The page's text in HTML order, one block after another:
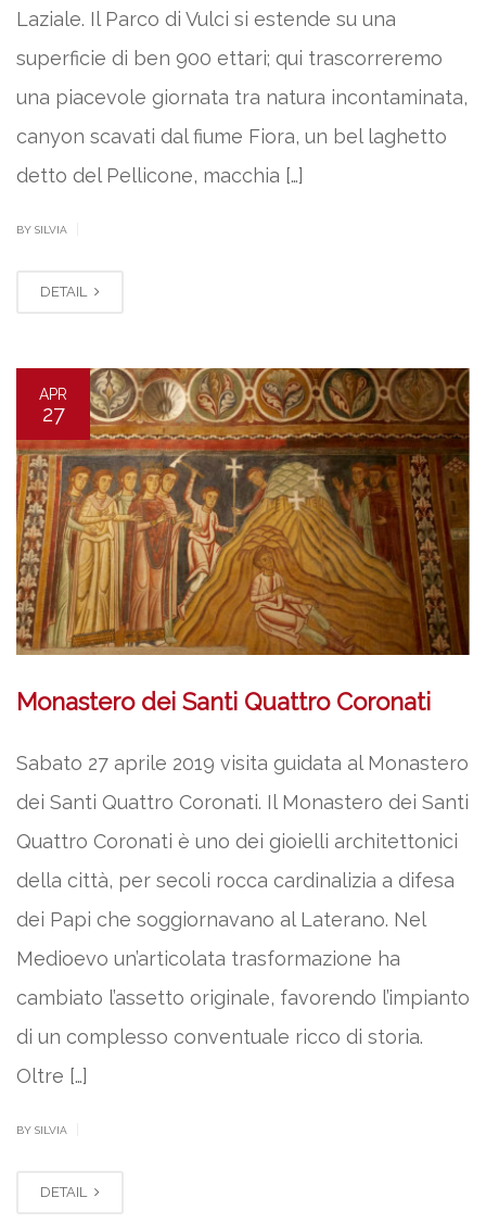
Laziale. Il Parco di Vulci si estende su una
superficie di ben 900 ettari; qui trascorreremo
una piacevole giornata tra natura incontaminata,
canyon scavati dal fiume Fiora, un bel laghetto
detto del Pellicone, macchia […]
BY SILVIA
DETAIL
APR
27
Monastero dei Santi Quattro Coronati
Sabato 27 aprile 2019 visita guidata al Monastero
dei Santi Quattro Coronati. Il Monastero dei Santi
Quattro Coronati è uno dei gioielli architettonici
della città, per secoli rocca cardinalizia a difesa
dei Papi che soggiornavano al Laterano. Nel
Medioevo un’articolata trasformazione ha
cambiato l’assetto originale, favorendo l’impianto
di un complesso conventuale ricco di storia.
Oltre […]
BY SILVIA
DETAIL